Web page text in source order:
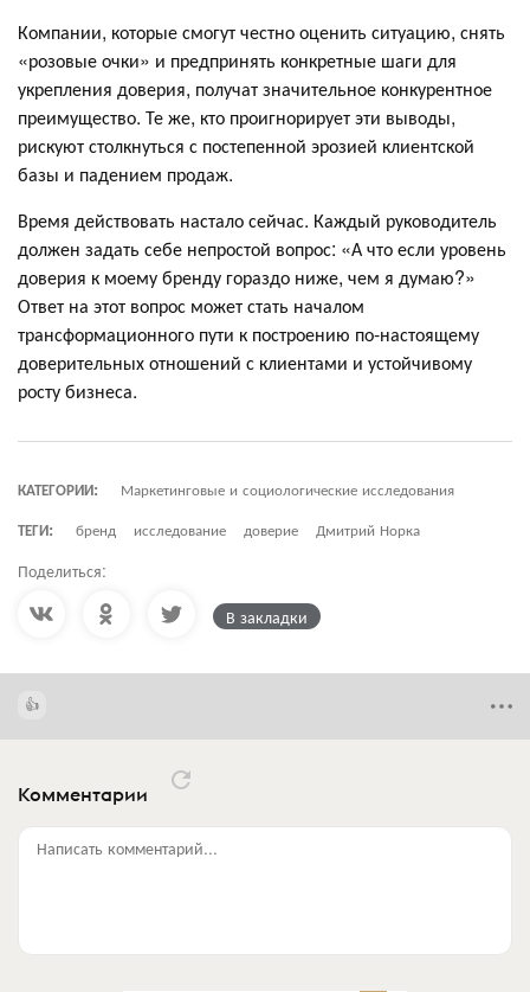
Компании, которые смогут честно оценить ситуацию, снять
«розовые очки» и предпринять конкретные шаги для
укрепления доверия, получат значительное конкурентное
преимущество. Те же, кто проигнорирует эти выводы,
рискуют столкнуться с постепенной эрозией клиентской
базы и падением продаж.
Время действовать настало сейчас. Каждый руководитель
должен задать себе непростой вопрос: «А что если уровень
доверия к моему бренду гораздо ниже, чем я думаю?»
Ответ на этот вопрос может стать началом
трансформационного пути к построению по-настоящему
доверительных отношений с клиентами и устойчивому
росту бизнеса.
КАТЕГОРИИ:
Маркетинговые и социологические исследования
ТЕГИ:
бренд исследование доверие Дмитрий Норка
Поделиться:
В закладки
Комментарии
Написать комментарий...